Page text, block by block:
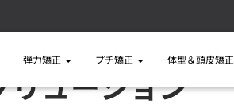
弾力矯正 プチ矯正 体型＆頭皮矯正
リューション